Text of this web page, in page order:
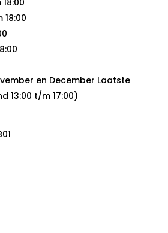
en December Laatste
13:00 t/m 17:00)